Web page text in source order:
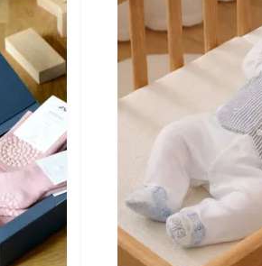
104-110 см
5-6 лет 110-116 см